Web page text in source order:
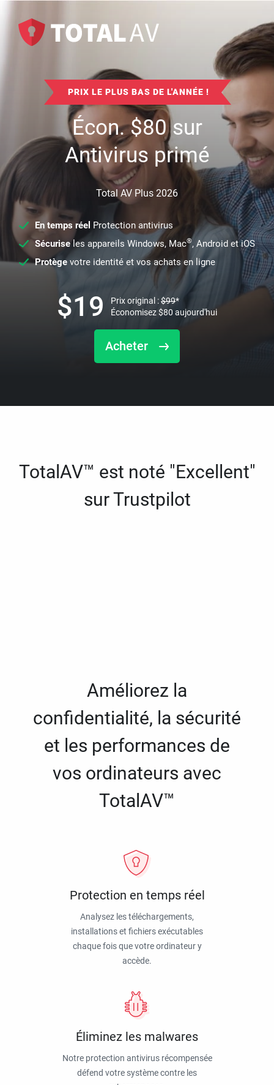
PRIX LE PLUS BAS DE L'ANNÉE !
Écon.$80sur
Antivirus primé
Total AV Plus 2026
En temps réel Protection antivirus
Sécuriseles appareils Windows, Mac®, Android et iOS
Protège votre identité et vos achats en ligne
Acheter
$19 Prix original :$99*
Économisez$80 aujourd'hui
TotalAV™ est noté "Excellent"
sur Trustpilot
Améliorez la
confidentialité, la sécurité
et les performances de
vos ordinateurs avec
TotalAV™
Protection en temps réel
Analysez les téléchargements,
installations et fichiers exécutables
chaque fois que votre ordinateur y
accède.
Éliminez les malwares
Notre protection antivirus récompensée
défend votre système contre les